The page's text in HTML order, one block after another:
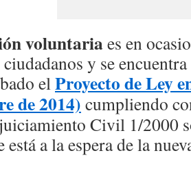
voluntariaes en
y se encuentra
elProyecto de Ley
de 2014) cumpliendo
Civil 1/2000
está a la espera de la